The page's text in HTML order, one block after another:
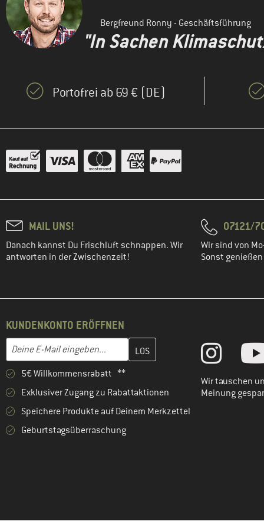
Bergfreund Ronny - Geschäftsführung
"In Sachen
Portofrei ab 69 € (DE)
MAIL UNS!
Danach kannst Du Frischluft schnappen. Wir
antworten in der Zwischenzeit!
07121/
Wir sind von
Sonst
KUNDENKONTO ERÖFFNEN
E-Mail-Adresse
Gib hier deine E-Mail-Adresse ein und erstelle im nächsten
5€ Willkommensrabatt **
Exklusiver Zugang zu Rabattaktionen
Speichere Produkte auf Deinem Merkzettel
Geburtstagsüberraschung
Wir tauschen
Meinung